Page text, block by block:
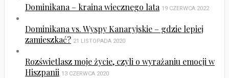
Dominikana – kraina wiecznego lata 19 CZERWCA 2022
Dominikana vs. Wyspy Kanaryjskie – gdzie lepiej
zamieszkać? 21 LISTOPADA 2020
Rozświetlasz moje życie, czyli o wyrażaniu emocji w
Hiszpanii 13 CZERWCA 2020